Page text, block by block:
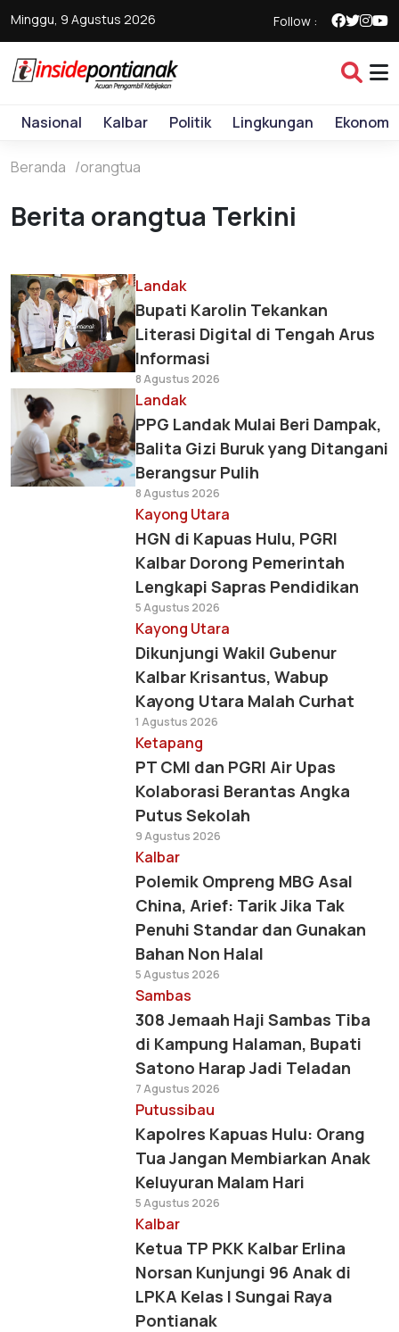
Minggu, 9 Agustus 2026 Follow :
Nasional Kalbar Politik Lingkungan Ekonomi
Beranda orangtua
Berita orangtua Terkini
Landak
Bupati Karolin Tekankan
Literasi Digital di Tengah Arus
Informasi
8 Agustus 2026
Landak
PPG Landak Mulai Beri Dampak,
Balita Gizi Buruk yang Ditangani
Berangsur Pulih
8 Agustus 2026
Kayong Utara
HGN di Kapuas Hulu, PGRI
Kalbar Dorong Pemerintah
Lengkapi Sapras Pendidikan
5 Agustus 2026
Kayong Utara
Dikunjungi Wakil Gubenur
Kalbar Krisantus, Wabup
Kayong Utara Malah Curhat
1 Agustus 2026
Ketapang
PT CMI dan PGRI Air Upas
Kolaborasi Berantas Angka
Putus Sekolah
9 Agustus 2026
Kalbar
Polemik Ompreng MBG Asal
China, Arief: Tarik Jika Tak
Penuhi Standar dan Gunakan
Bahan Non Halal
5 Agustus 2026
Sambas
308 Jemaah Haji Sambas Tiba
di Kampung Halaman, Bupati
Satono Harap Jadi Teladan
7 Agustus 2026
Putussibau
Kapolres Kapuas Hulu: Orang
Tua Jangan Membiarkan Anak
Keluyuran Malam Hari
5 Agustus 2026
Kalbar
Ketua TP PKK Kalbar Erlina
Norsan Kunjungi 96 Anak di
LPKA Kelas I Sungai Raya
Pontianak